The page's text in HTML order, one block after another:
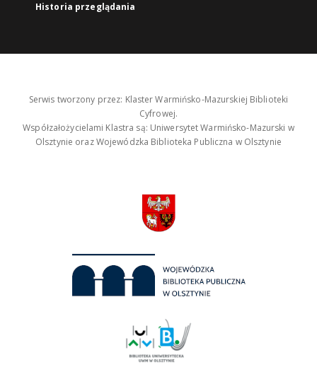
Historia przeglądania
Serwis tworzony przez: Klaster Warmińsko-Mazurskiej Biblioteki
Cyfrowej.
Współzałożycielami Klastra są: Uniwersytet Warmińsko-Mazurski w
Olsztynie oraz Wojewódzka Biblioteka Publiczna w Olsztynie